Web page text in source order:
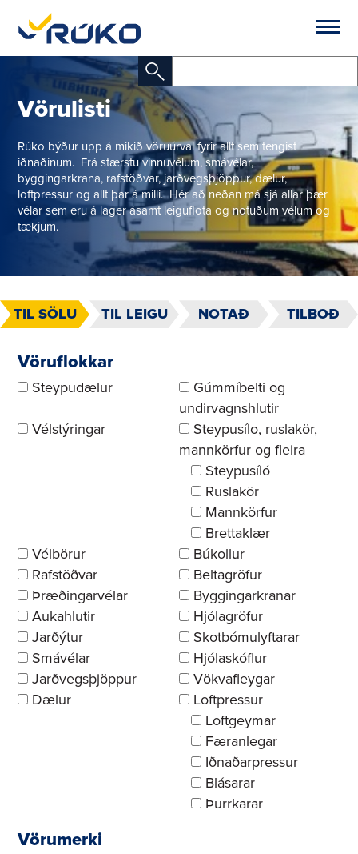
Vörulisti
Rúko býður upp á mikið vöruúrval fyrir allt sem tengist
iðnaðinum. Frá stærstu vinnuvélum, smávélar,
byggingarkrana, rafstöðvar, jarðvegsþjöppur, dælur,
loftpressur og allt þar á milli. Hér að neðan má sjá allar þær
vélar sem eru á lager ásamt leiguflota og notuðum vélum og
tækjum.
TIL SÖLU TIL LEIGU NOTAÐ TILBOÐ
Vöruflokkar
Steypudælur
Gúmmíbelti og
undirvagnshlutir
Vélstýringar
Steypusílo, ruslakör,
mannkörfur og fleira
Steypusíló
Ruslakör
Mannkörfur
Brettaklær
Vélbörur
Búkollur
Rafstöðvar
Beltagröfur
Þræðingarvélar
Byggingarkranar
Aukahlutir
Hjólagröfur
Jarðýtur
Skotbómulyftarar
Smávélar
Hjólaskóflur
Jarðvegsþjöppur
Vökvafleygar
Dælur
Loftpressur
Loftgeymar
Færanlegar
Iðnaðarpressur
Blásarar
Þurrkarar
Vörumerki